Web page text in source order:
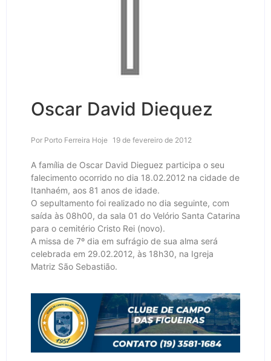
Oscar David Diequez
Por Porto Ferreira Hoje 19 de fevereiro de 2012
A família de Oscar David Dieguez participa o seu
falecimento ocorrido no dia 18.02.2012 na cidade de
Itanhaém, aos 81 anos de idade.
O sepultamento foi realizado no dia seguinte, com
saída às 08h00, da sala 01 do Velório Santa Catarina
para o cemitério Cristo Rei (novo).
A missa de 7º dia em sufrágio de sua alma será
celebrada em 29.02.2012, às 18h30, na Igreja
Matriz São Sebastião.